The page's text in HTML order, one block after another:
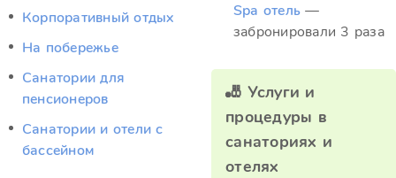
Корпоративный отдых
На побережье
Санатории для
пенсионеров
Санатории и отели с
бассейном
Spa отель —
забронировали 3 раза
🎳 Услуги и
процедуры в
санаториях и
отелях